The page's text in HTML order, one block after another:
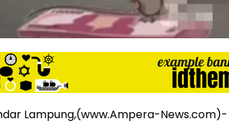
Lampung,(www.Ampera-News.com)-